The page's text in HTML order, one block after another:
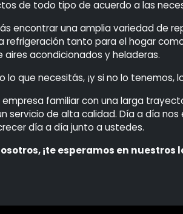
de todo tipo de acuerdo a las
encontrar una amplia variedad
refrigeración tanto para el hogar
acondicionados y heladeras.
lo que necesitás, ¡y si no lo tenemos,
empresa familiar con una larga
servicio de alta calidad. Día a día
día a día junto a ustedes.
¡te esperamos en nuestros